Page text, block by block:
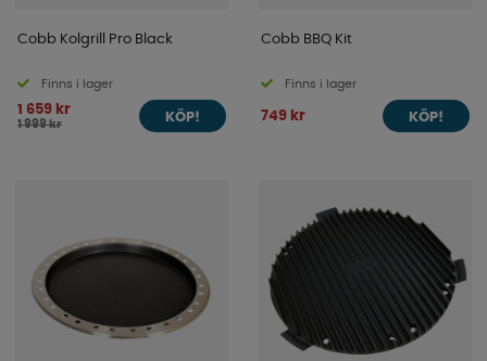
Cobb Kolgrill Pro Black
Finns i lager
1 659 kr
1 999 kr
KÖP!
Cobb BBQ Kit
Finns i lager
749 kr KÖP!